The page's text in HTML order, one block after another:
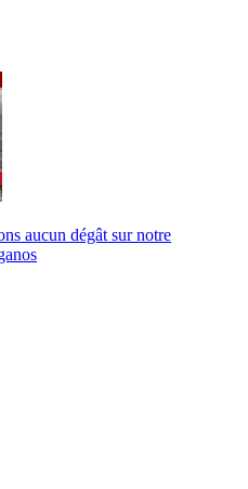
aucun dégât sur notre